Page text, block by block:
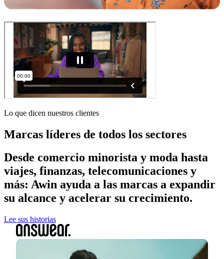
Lo que dicen nuestros clientes
Marcas líderes de todos los sectores
Desde comercio minorista y moda hasta
viajes, finanzas, telecomunicaciones y
más: Awin ayuda a las marcas a expandir
su alcance y acelerar su crecimiento.
Lee sus historias